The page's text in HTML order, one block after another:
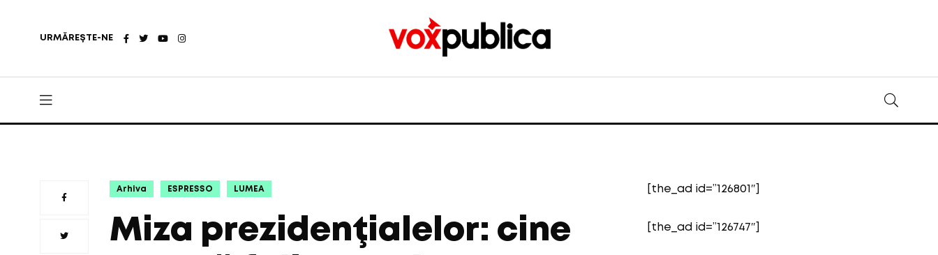
URMĂREȘTE-NE
Arhiva ESPRESSO LUMEA
Miza prezidenţialelor: cine
[the_ad id=”126801″]
[the_ad id=”126747″]